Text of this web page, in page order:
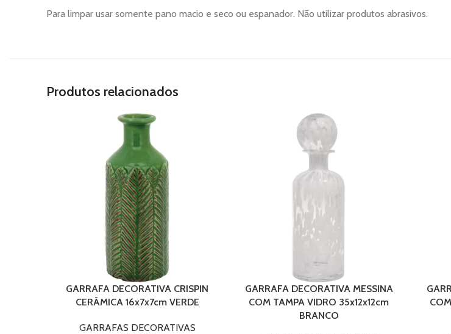
Para limpar usar somente pano macio e seco ou espanador. Não utilizar produtos abrasivos.
Produtos relacionados
COMPRAR
GARRAFA DECORATIVA CRISPIN
CERÂMICA 16x7x7cm VERDE
GARRAFAS DECORATIVAS
COMPRAR
GARRAFA DECORATIVA MESSINA
COM TAMPA VIDRO 35x12x12cm
BRANCO
COMPRAR